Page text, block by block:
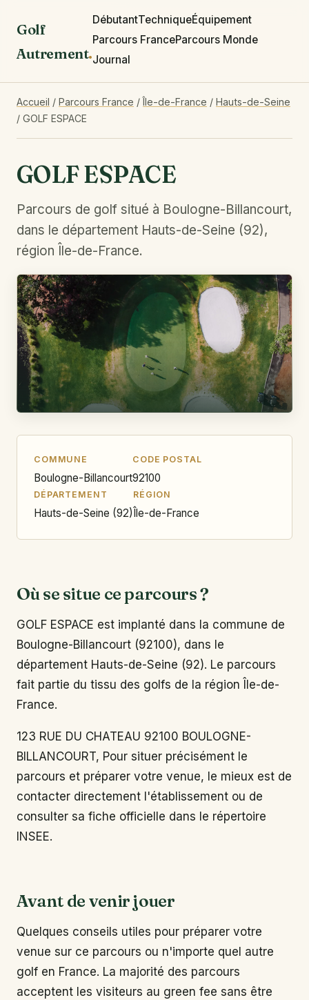
Golf
Autrement.
DébutantTechniqueÉquipement
Parcours FranceParcours Monde
Journal
Accueil / Parcours France /Île-de-France / Hauts-de-Seine
/ GOLF ESPACE
GOLF ESPACE
Parcours de golf situé à Boulogne-Billancourt,
dans le département Hauts-de-Seine (92),
région Île-de-France.
COMMUNE
Boulogne-Billancourt
CODE POSTAL
92100
DÉPARTEMENT
Hauts-de-Seine (92)
RÉGION
Île-de-France
Où se situe ce parcours ?
GOLF ESPACE est implanté dans la commune de
Boulogne-Billancourt (92100), dans le
département Hauts-de-Seine (92). Le parcours
fait partie du tissu des golfs de la région Île-de-
France.
123 RUE DU CHATEAU 92100 BOULOGNE-
BILLANCOURT, Pour situer précisément le
parcours et préparer votre venue, le mieux est de
contacter directement l'établissement ou de
consulter sa fiche officielle dans le répertoire
INSEE.
Avant de venir jouer
Quelques conseils utiles pour préparer votre
venue sur ce parcours ou n'importe quel autre
golf en France. La majorité des parcours
acceptent les visiteurs au green fee sans être